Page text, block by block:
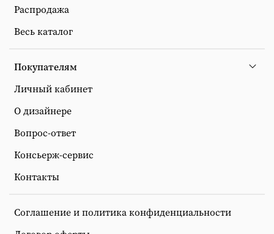
Распродажа
Весь каталог
Покупателям
Личный кабинет
О дизайнере
Вопрос-ответ
Консьерж-сервис
Контакты
Соглашение и политика конфиденциальности